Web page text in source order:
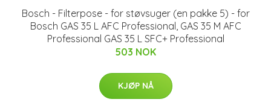
Bosch - Filterpose - for støvsuger (en pakke 5) - for
Bosch GAS 35 L AFC Professional, GAS 35 M AFC
Professional GAS 35 L SFC+ Professional
503 NOK
KJØP NÅ